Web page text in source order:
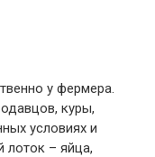
у фермера.
куры,
условиях и
лоток – яйца,